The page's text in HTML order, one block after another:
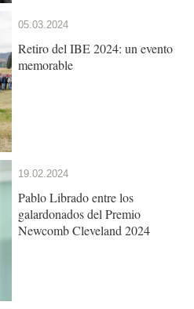
05.03.2024
Retiro del IBE 2024: un evento
memorable
19.02.2024
Pablo Librado entre los
galardonados del Premio
Newcomb Cleveland 2024